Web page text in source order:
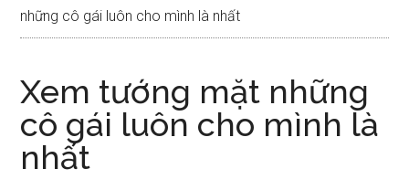
những cô gái luôn cho mình là nhất
Xem tướng mặt những
cô gái luôn cho mình là
nhất